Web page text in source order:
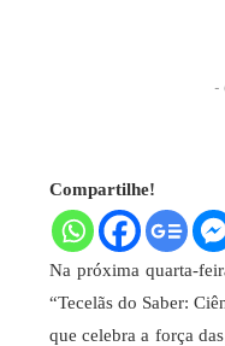
-
Compartilhe!
Na próxima quarta-
“Tecelãs do Saber:
que celebra a força